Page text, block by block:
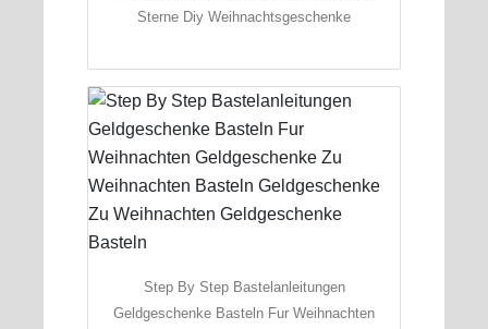
Sterne Diy Weihnachtsgeschenke
Step By Step Bastelanleitungen
Geldgeschenke Basteln Fur Weihnachten